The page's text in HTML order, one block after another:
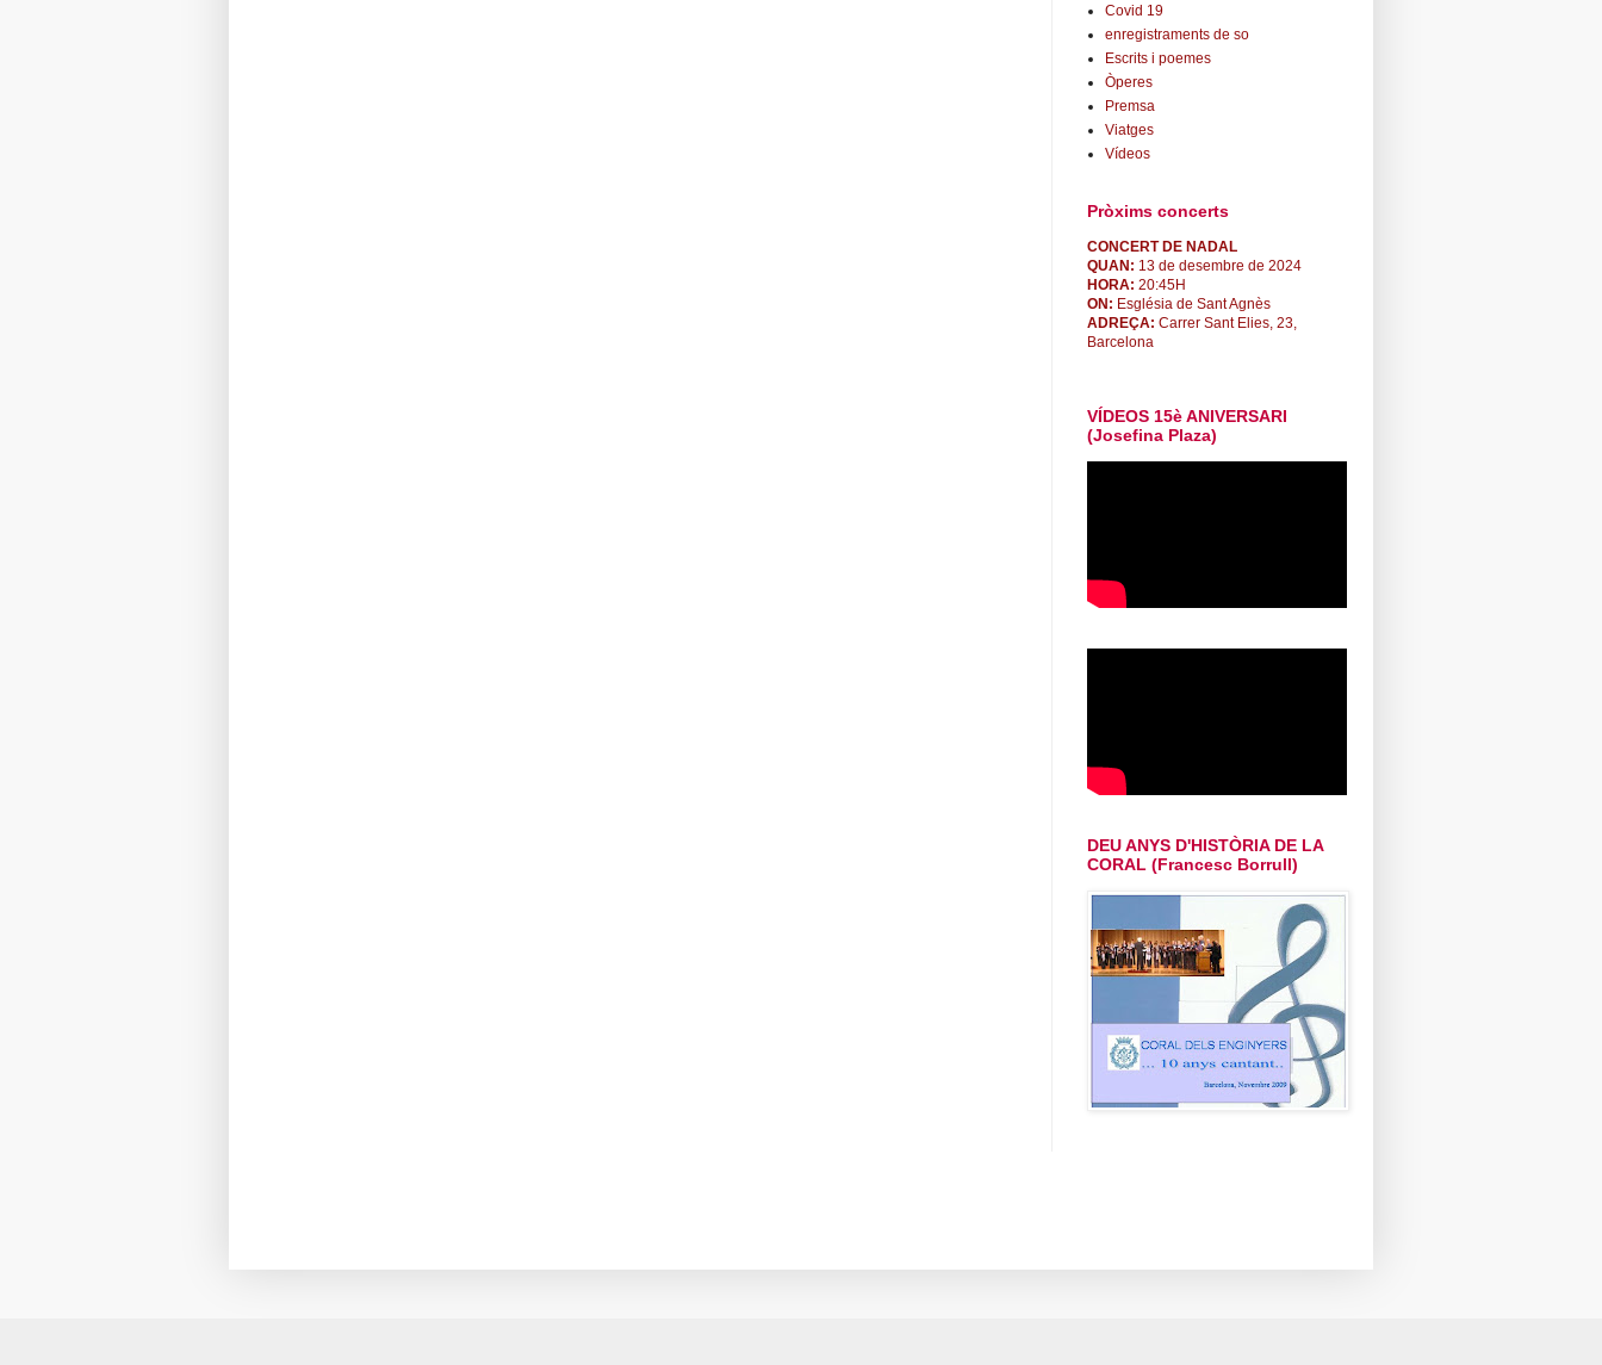
Covid 19
enregistraments de so
Escrits i poemes
Òperes
Premsa
Viatges
Vídeos
Pròxims concerts
CONCERT DE NADAL
QUAN: 13 de desembre de 2024
HORA: 20:45H
ON: Església de Sant Agnès
ADREÇA: Carrer Sant Elies, 23,
Barcelona
VÍDEOS 15è ANIVERSARI
(Josefina Plaza)
DEU ANYS D'HISTÒRIA DE LA
CORAL (Francesc Borrull)